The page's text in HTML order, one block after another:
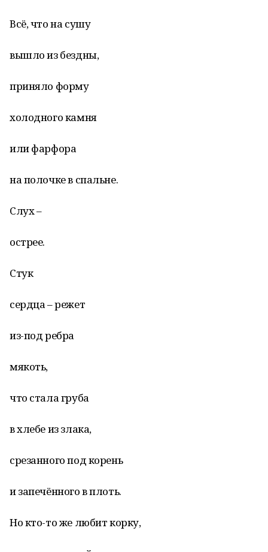
Всё, что на сушу
вышло из бездны,
приняло форму
холодного камня
или фарфора
на полочке в спальне.
Слух –
острее.
Стук
сердца – режет
из-под ребра
мякоть,
что стала груба
в хлебе из злака,
срезанного под корень
и запечённого в плоть.
Но кто-то же любит корку,